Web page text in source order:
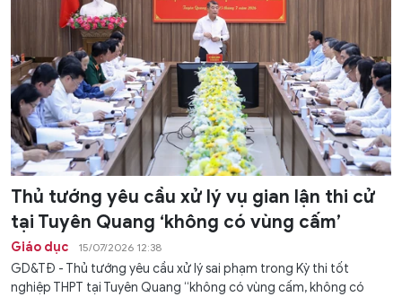
Thủ tướng yêu cầu xử lý vụ gian lận thi cử
tại Tuyên Quang ‘không có vùng cấm’
Giáo dục 15/07/2026 12:38
GD&TĐ - Thủ tướng yêu cầu xử lý sai phạm trong Kỳ thi tốt
nghiệp THPT tại Tuyên Quang “không có vùng cấm, không có